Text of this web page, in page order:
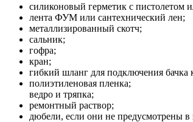
силиконовый герметик с пистолетом
лента ФУМ или сантехнический лен;
металлизированный скотч;
сальник;
гофра;
кран;
гибкий шланг для подключения бачка
полиэтиленовая пленка;
ведро и тряпка;
ремонтный раствор;
дюбели, если они не предусмотрены в